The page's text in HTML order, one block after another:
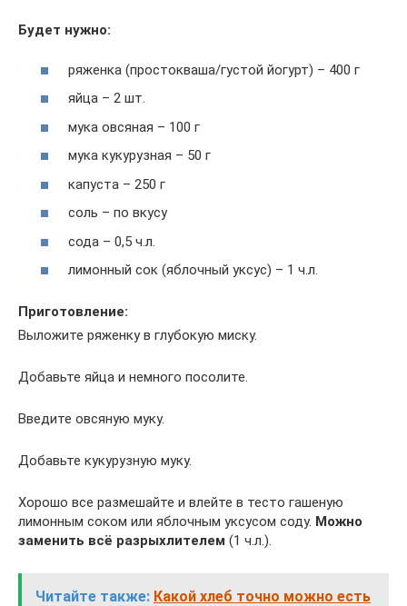
Будет нужно:
ряженка (простокваша/густой йогурт) – 400 г
яйца – 2 шт.
мука овсяная – 100 г
мука кукурузная – 50 г
капуста – 250 г
соль – по вкусу
сода – 0,5 ч.л.
лимонный сок (яблочный уксус) – 1 ч.л.
Приготовление:
Выложите ряженку в глубокую миску.
Добавьте яйца и немного посолите.
Введите овсяную муку.
Добавьте кукурузную муку.
Хорошо все размешайте и влейте в тесто гашеную
лимонным соком или яблочным уксусом соду. Можно
заменить всё разрыхлителем (1 ч.л.).
Читайте также: Какой хлеб точно можно есть